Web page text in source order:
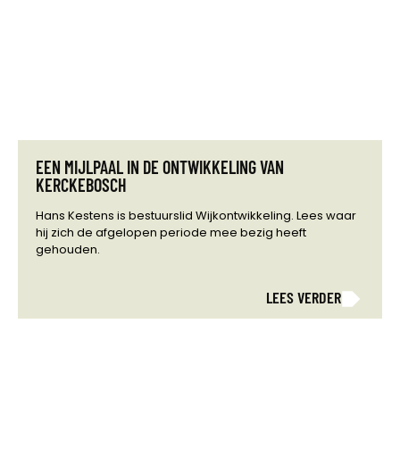
EEN MIJLPAAL IN DE ONTWIKKELING VAN
KERCKEBOSCH
Hans Kestens is bestuurslid Wijkontwikkeling. Lees waar
hij zich de afgelopen periode mee bezig heeft
gehouden.
LEES VERDER